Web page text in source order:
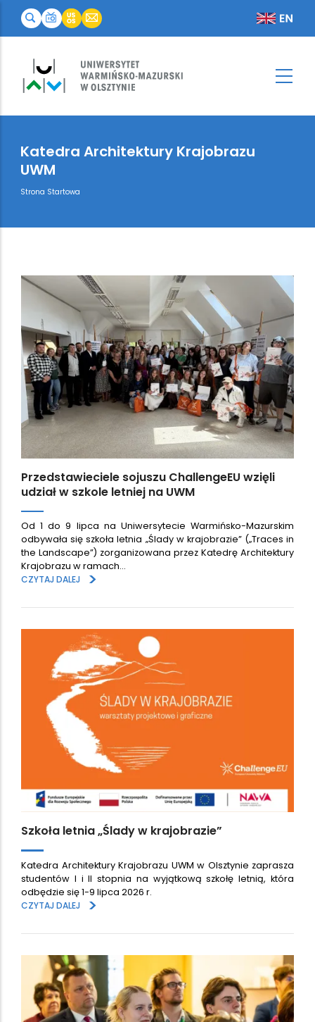
Katedra Architektury Krajobrazu
UWM
Breadcrumb
Strona Startowa
Przedstawieciele sojuszu ChallengeEU wzięli
udział w szkole letniej na UWM
Od 1 do 9 lipca na Uniwersytecie Warmińsko-Mazurskim
odbywała się szkoła letnia „Ślady w krajobrazie” („Traces in
the Landscape”) zorganizowana przez Katedrę Architektury
Krajobrazu w ramach…
CZYTAJ DALEJ
>
Szkoła letnia „Ślady w krajobrazie”
Katedra Architektury Krajobrazu UWM w Olsztynie zaprasza
studentów I i II stopnia na wyjątkową szkołę letnią, która
odbędzie się 1-9 lipca 2026 r.
CZYTAJ DALEJ
>